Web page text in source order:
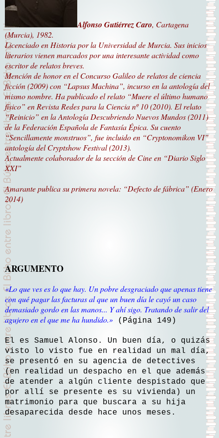
Alfonso Gutiérrez Caro, Cartagena
(Murcia), 1982.
Licenciado en Historia por la Universidad de Murcia. Sus inicios
literarios vienen marcados por una interesante actividad como
escritor de relatos breves.
Mención de honor en el Concurso Galileo de relatos de ciencia
ficción (2009) con “Lapsus Machina”, incurso en la antología del
mismo nombre. Ha publicado el relato “Muere el último humano
físico” en Revista Redes para la Ciencia nº 10 (2010). El relato
“Reinicio” en la Antología Descubriendo Nuevos Mundos (2011)
de la Federación Española de Fantasía Épica. Su cuento
“Sencillamente monstruos”, fue incluido en “Cryptonomikon VI”
antología del Cryptshow Festival (2013).
Actualmente colaborador de la sección de Cine en “Diario Siglo
XXI”
Amarante publica su primera novela: “Defecto de fábrica” (Enero
2014)
ARGUMENTO
«Lo que ves es lo que hay. Un pobre desgraciado que apenas tiene
con qué pagar las facturas al que un buen día le cayó un caso
demasiado gordo en las manos... Y ahí sigo. Tratando de salir del
agujero en el que me ha hundido.» (Página 149)
El es Samuel Alonso. Un buen día, o quizás
visto lo visto fue en realidad un mal día,
se presentó en su agencia de detectives
(en realidad un despacho en el que además
de atender a algún cliente despistado que
por allí se presente es su vivienda) un
matrimonio para que buscara a su hija
desaparecida desde hace unos meses.